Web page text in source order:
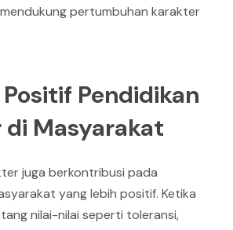
pertumbuhan karakter
Pendidikan
di Masyarakat
juga berkontribusi pada
yang lebih positif. Ketika
nilai-nilai seperti toleransi,